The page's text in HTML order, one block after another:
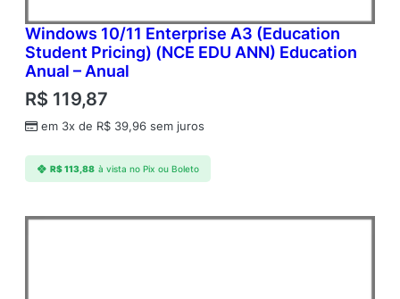
Windows 10/11 Enterprise A3 (Education
Student Pricing) (NCE EDU ANN) Education
Anual – Anual
R$ 119,87
em 3x de R$ 39,96 sem juros
R$113,88 à vista no Pix ou Boleto